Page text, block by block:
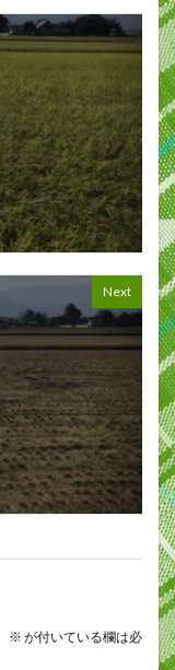
Next
※ が付いている欄は必